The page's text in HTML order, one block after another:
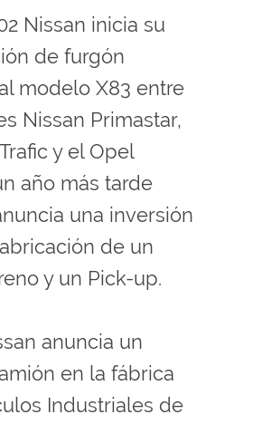
Nissan inicia su
de furgón
modelo X83 entre
Nissan Primastar,
y el Opel
año más tarde
una inversión
de un
y un Pick-up.
anuncia un
en la fábrica
Industriales de